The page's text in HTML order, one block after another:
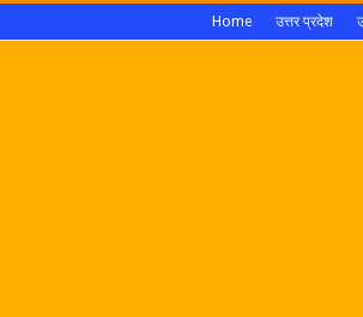
Home उत्तर प्रदेश